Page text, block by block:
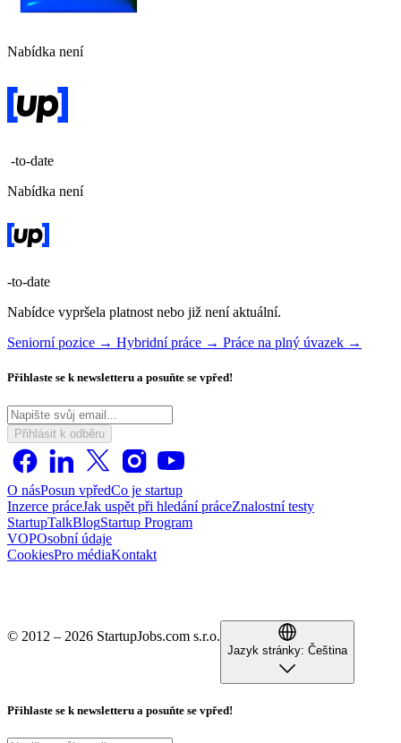
Nabídka není
-to-date
Nabídka není
-to-date
Nabídce vypršela platnost nebo již není aktuální.
Seniorní pozice → Hybridní práce → Práce na plný úvazek →
Přihlaste se k newsletteru a posuňte se vpřed!
Přihlásit k odběru
O násPosun vpředCo je startup
Inzerce práceJak uspět při hledání práceZnalostní testy
StartupTalkBlogStartup Program
VOPOsobní údaje
CookiesPro médiaKontakt
© 2012 – 2026 StartupJobs.com s.r.o.
Jazyk stránky: Čeština
Přihlaste se k newsletteru a posuňte se vpřed!